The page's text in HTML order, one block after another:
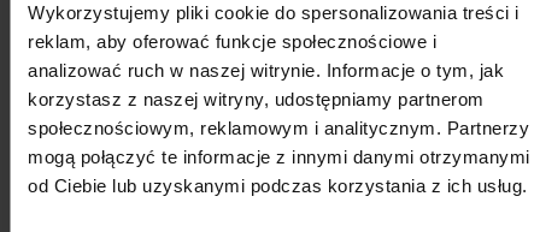
Wykorzystujemy pliki cookie do spersonalizowania treści i
reklam, aby oferować funkcje społecznościowe i
analizować ruch w naszej witrynie. Informacje o tym, jak
korzystasz z naszej witryny, udostępniamy partnerom
społecznościowym, reklamowym i analitycznym. Partnerzy
mogą połączyć te informacje z innymi danymi otrzymanymi
od Ciebie lub uzyskanymi podczas korzystania z ich usług.
18 19 20 22
24 25 26 27 28 29 30
31 1 2 3 4 5 6